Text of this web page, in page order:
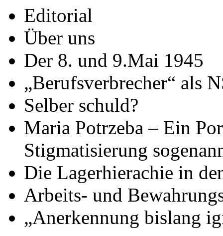
Editorial
Über uns
Der 8. und 9.Mai 1945
„Berufsverbrecher“ als
Selber schuld?
Maria Potrzeba – Ein
Stigmatisierung
Die Lagerhierachie in
Arbeits- und
„Anerkennung bislang